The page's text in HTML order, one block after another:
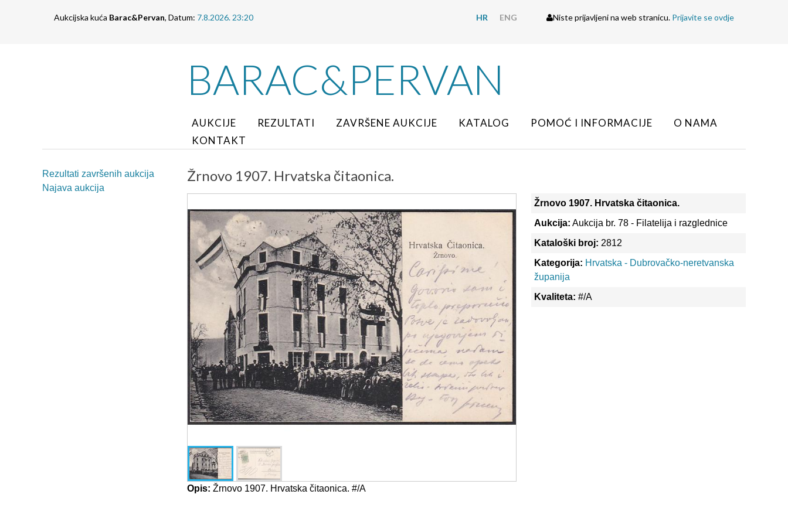
Aukcijska kuća Barac&Pervan, Datum: 7.8.2026. 23:20 HR ENG Niste prijavljeni na web stranicu. Prijavite se ovdje
BARAC&PERVAN
AUKCIJE REZULTATI ZAVRŠENE AUKCIJE KATALOG POMOĆ I INFORMACIJE
O NAMA
KONTAKT
Rezultati završenih aukcija
Najava aukcija
Žrnovo 1907. Hrvatska čitaonica.
Opis: Žrnovo 1907. Hrvatska čitaonica. #/A
Žrnovo 1907. Hrvatska čitaonica.
Aukcija: Aukcija br. 78 - Filatelija i razglednice
Kataloški broj: 2812
Kategorija: Hrvatska - Dubrovačko-neretvanska
županija
Kvaliteta: #/A